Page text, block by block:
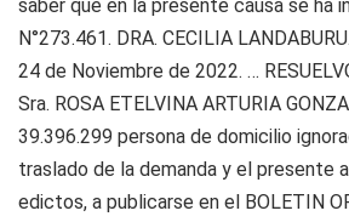
saber que en la presente causa se ha
N°273.461. DRA. CECILIA
24 de Noviembre de 2022. …
Sra. ROSA ETELVINA ARTURIA
39.396.299 persona de domicilio
traslado de la demanda y el presente
edictos, a publicarse en el BOLETIN